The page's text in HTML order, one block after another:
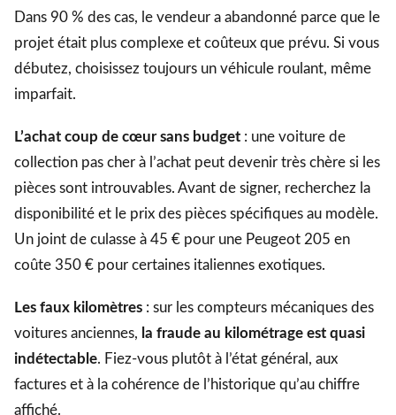
Dans 90 % des cas, le vendeur a abandonné parce que le
projet était plus complexe et coûteux que prévu. Si vous
débutez, choisissez toujours un véhicule roulant, même
imparfait.
L’achat coup de cœur sans budget : une voiture de
collection pas cher à l’achat peut devenir très chère si les
pièces sont introuvables. Avant de signer, recherchez la
disponibilité et le prix des pièces spécifiques au modèle.
Un joint de culasse à 45 € pour une Peugeot 205 en
coûte 350 € pour certaines italiennes exotiques.
Les faux kilomètres : sur les compteurs mécaniques des
voitures anciennes, la fraude au kilométrage est quasi
indétectable. Fiez-vous plutôt à l’état général, aux
factures et à la cohérence de l’historique qu’au chiffre
affiché.